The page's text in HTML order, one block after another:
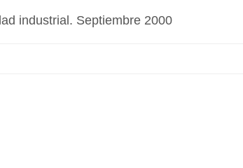
industrial. Septiembre 2000